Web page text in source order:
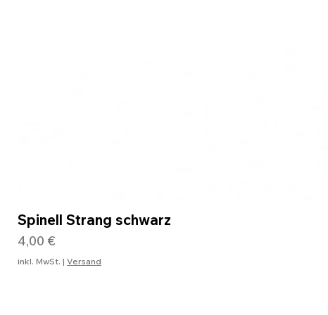
Spinell Strang schwarz
Preis
4,00 €
inkl. MwSt. | Versand